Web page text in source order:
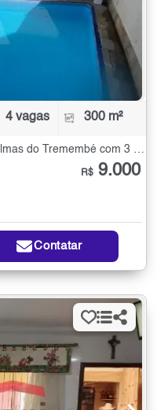
4 vagas 300 m²
R$ 9.000
Contatar